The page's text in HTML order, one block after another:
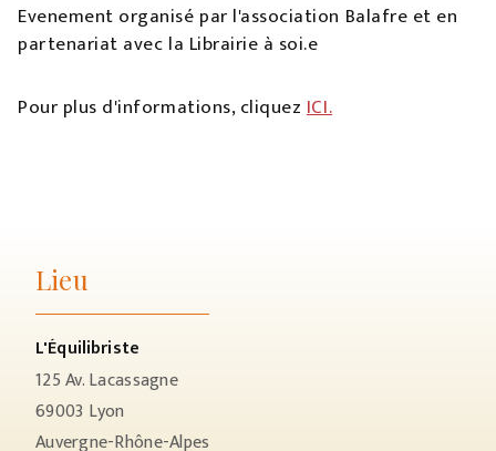
Evenement organisé par l'association Balafre et en
partenariat avec la Librairie à soi.e
Pour plus d'informations, cliquez ICI.
Lieu
L'Équilibriste
125 Av. Lacassagne
69003 Lyon
Auvergne-Rhône-Alpes